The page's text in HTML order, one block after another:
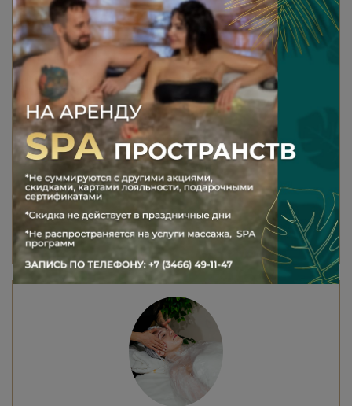
СПА ПРОГРАММА «КОРОЛЕВА
КРАСОТЫ»
Программа в 7 шагов для возвращения
сияния вашей коже на профессиональной
косметике производства Израиль.
+ в подарок уходовая процедура для рук
90 минут
7500 ₽
В КОРЗИНУ